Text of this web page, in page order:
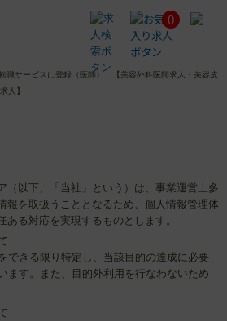
0
職サービスに登録（医師） 【美容外科医師求人・美容皮
人】
（以下、「当社」という）は、事業運営上多
報を取扱うこととなるため、個人情報管理体
る対応を実現するものとします。
できる限り特定し、当該目的の達成に必要
ます。また、目的外利用を行なわないため